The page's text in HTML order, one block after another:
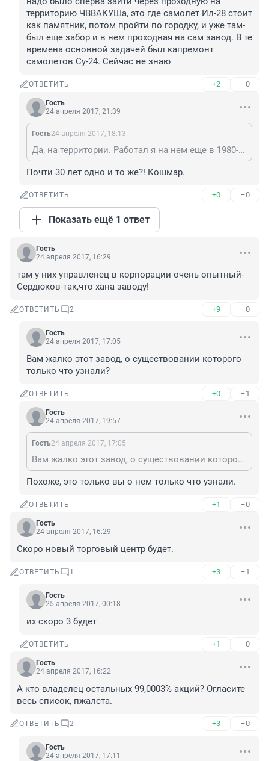
территорию ЧВВАКУШа, это где самолет Ил-28 стоит
как памятник, потом пройти по городку, и уже там-
был еще забор и в нем проходная на сам завод. В те
времена основной задачей был капремонт
самолетов Су-24. Сейчас не знаю
ОТВЕТИТЬ +2 –0
Гость
24 апреля 2017, 21:39
Гость24 апреля 2017, 18:13
Да, на территории. Работал я на нем еще в 1980-х годах, чтобы на это предприятие (тогда называвшееся в просторечии "Рембаза") пройти- надо было сперва зайти через проходную на территорию ЧВВАКУШа, это где самолет Ил-28 стоит как памятник, потом пройти по городку, и уже там- был еще забор и в нем проходная на сам завод. В те времена основной задачей был капремонт самолетов Су-24. Сейчас не знаю
Почти 30 лет одно и то же?! Кошмар.
ОТВЕТИТЬ +0 –0
Показать ещё 1 ответ
Гость
24 апреля 2017, 16:29
там у них управленец в корпорации очень опытный-
Сердюков-так,что хана заводу!
ОТВЕТИТЬ 2 +9 –0
Гость
24 апреля 2017, 17:05
Вам жалко этот завод, о существовании которого
только что узнали?
ОТВЕТИТЬ +0 –1
Гость
24 апреля 2017, 19:57
Гость24 апреля 2017, 17:05
Вам жалко этот завод, о существовании которого только что узнали?
Похоже, это только вы о нем только что узнали.
ОТВЕТИТЬ +1 –0
Гость
24 апреля 2017, 16:29
Скоро новый торговый центр будет.
ОТВЕТИТЬ 1 +3 –1
Гость
25 апреля 2017, 00:18
их скоро 3 будет
ОТВЕТИТЬ +1 –0
Гость
24 апреля 2017, 16:22
А кто владелец остальных 99,0003% акций? Огласите
весь список, пжалста.
ОТВЕТИТЬ 2 +3 –0
Гость
24 апреля 2017, 17:11